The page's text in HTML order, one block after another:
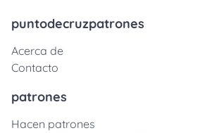
puntodecruzpatrones
Acerca de
Contacto
patrones
Hacen patrones